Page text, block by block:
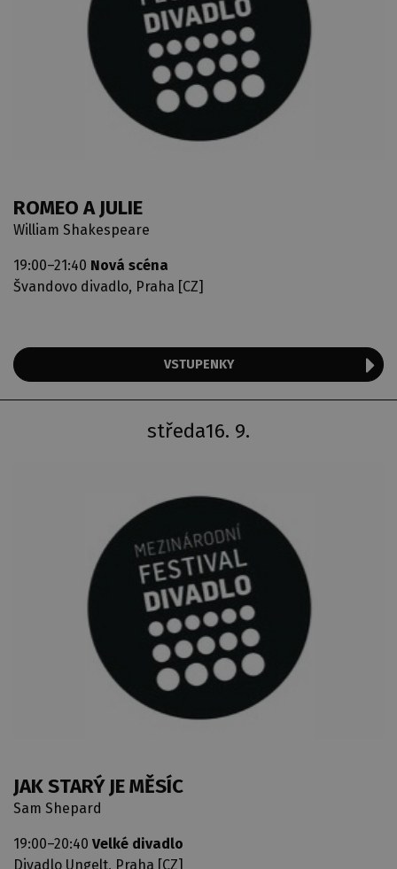
ROMEO A JULIE
William Shakespeare
19:00–21:40 Nová scéna
Švandovo divadlo, Praha [CZ]
VSTUPENKY
16. 9.
středa
JAK STARÝ JE MĚSÍC
Sam Shepard
19:00–20:40 Velké divadlo
Divadlo Ungelt, Praha [CZ]